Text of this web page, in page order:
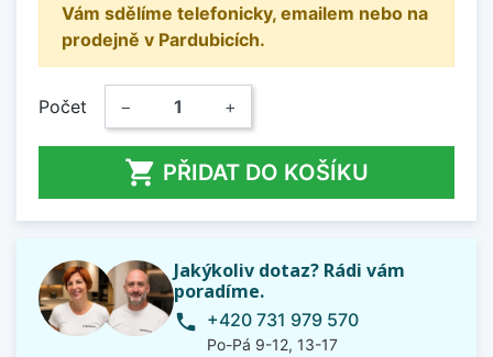
Vám sdělíme telefonicky, emailem nebo na
prodejně v Pardubicích.
Počet − +
 PŘIDAT DO KOŠÍKU
Jakýkoliv dotaz? Rádi vám
poradíme.
phone +420 731 979 570
Po-Pá 9-12, 13-17